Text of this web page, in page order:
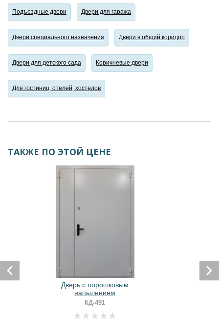
Подъездные двери Двери для гаража
Двери специального назначения Двери в общий коридор
Двери для детского сада Коричневые двери
Для гостиниц, отелей, хостелов
ТАКЖЕ ПО ЭТОЙ ЦЕНЕ
Дверь с порошковым
напылением
КД-491